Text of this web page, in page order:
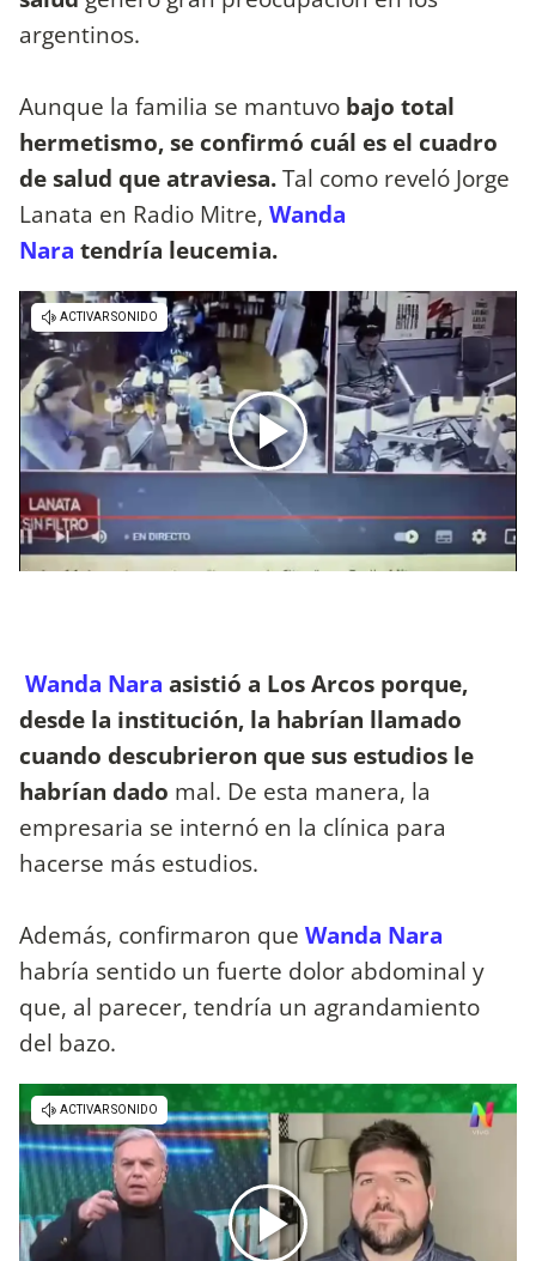
argentinos.
Aunque la familia se mantuvo bajo total
hermetismo, se confirmó cuál es el cuadro
de salud que atraviesa.Tal como reveló Jorge
Lanata en Radio Mitre, Wanda
Nara tendría leucemia.
Wanda Nara asistió a Los Arcos porque,
desde la institución, la habrían llamado
cuando descubrieron que sus estudios le
habrían dado mal. De esta manera, la
empresaria se internó en la clínica para
hacerse más estudios.
Además, confirmaron que Wanda Nara
habría sentido un fuerte dolor abdominal y
que, al parecer, tendría un agrandamiento
del bazo.